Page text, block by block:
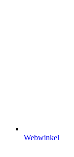
Webwinkel